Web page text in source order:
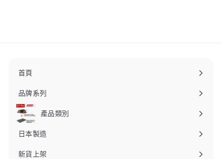
首頁
品牌系列
產品類別
日本製造
新貨上架